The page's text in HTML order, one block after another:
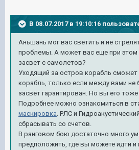
В 08.07.2017 в 19:10:16
Аньшань мог вас светить и не
проблемы. А может вас еще при этом
засвет с самолетов?
Уходящий за остров корабль сможет
корабль, только если между вами не
засвет гарантирован. Но вы его
Подробнее можно ознакомиться в
маскировка. РЛС и
сбрасывать со счетов.
В ранговом бою достаточно много
предположить, где вы можете идти и